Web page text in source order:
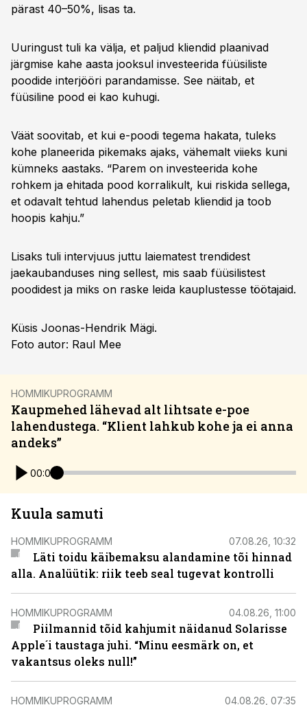
pärast 40–50%, lisas ta.
Uuringust tuli ka välja, et paljud kliendid plaanivad
järgmise kahe aasta jooksul investeerida füüsiliste
poodide interjööri parandamisse. See näitab, et
füüsiline pood ei kao kuhugi.
Väät soovitab, et kui e-poodi tegema hakata, tuleks
kohe planeerida pikemaks ajaks, vähemalt viieks kuni
kümneks aastaks. “Parem on investeerida kohe
rohkem ja ehitada pood korralikult, kui riskida sellega,
et odavalt tehtud lahendus peletab kliendid ja toob
hoopis kahju.”
Lisaks tuli intervjuus juttu laiematest trendidest
jaekaubanduses ning sellest, mis saab füüsilistest
poodidest ja miks on raske leida kauplustesse töötajaid.
Küsis Joonas-Hendrik Mägi.
Foto autor: Raul Mee
HOMMIKUPROGRAMM
Kaupmehed lähevad alt lihtsate e-poe
lahendustega. “Klient lahkub kohe ja ei anna
andeks”
00:00
Kuula samuti
HOMMIKUPROGRAMM 07.08.26, 10:32
Läti toidu käibemaksu alandamine tõi hinnad
alla. Analüütik: riik teeb seal tugevat kontrolli
HOMMIKUPROGRAMM 04.08.26, 11:00
Piilmannid tõid kahjumit näidanud Solarisse
Apple´i taustaga juhi. “Minu eesmärk on, et
vakantsus oleks null!”
HOMMIKUPROGRAMM 04.08.26, 07:35